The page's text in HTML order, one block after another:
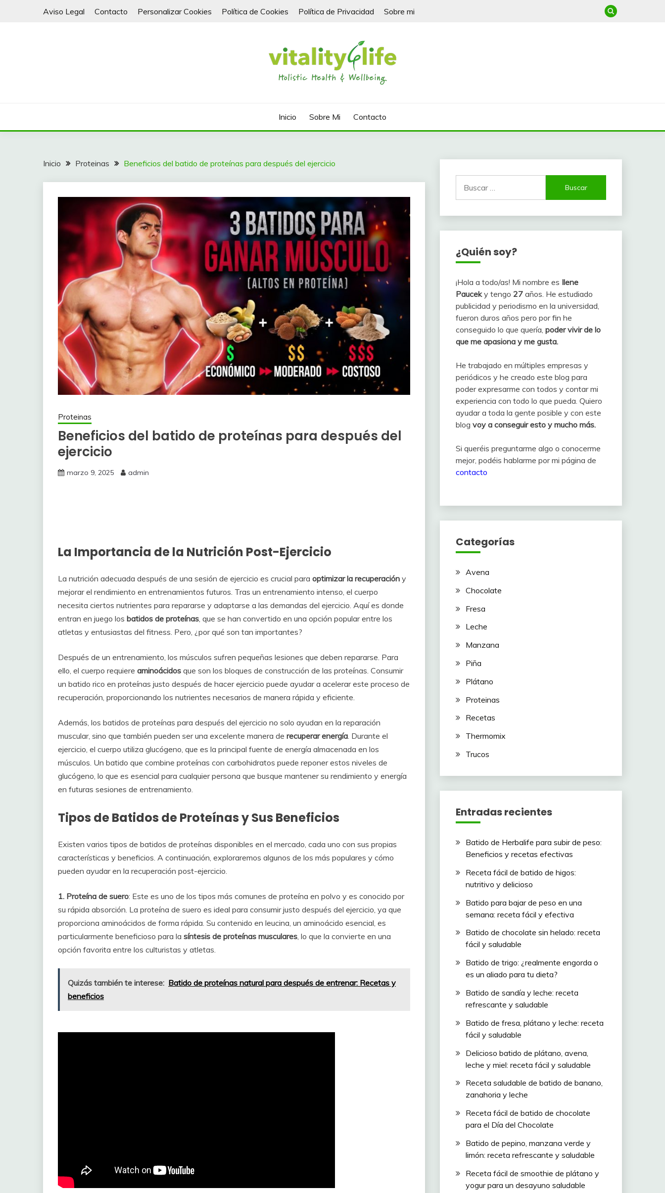
Aviso Legal Contacto Personalizar Cookies Política de Cookies Política de Privacidad Sobre mi
Inicio Sobre Mi Contacto
Inicio Proteinas Beneficios del batido de proteínas para después del ejercicio
Proteinas
Beneficios del batido de proteínas para después del
ejercicio
marzo 9, 2025 admin
La Importancia de la Nutrición Post-Ejercicio
La nutrición adecuada después de una sesión de ejercicio es crucial para optimizar la recuperación y
mejorar el rendimiento en entrenamientos futuros. Tras un entrenamiento intenso, el cuerpo
necesita ciertos nutrientes para repararse y adaptarse a las demandas del ejercicio. Aquí es donde
entran en juego los batidos de proteínas, que se han convertido en una opción popular entre los
atletas y entusiastas del fitness. Pero, ¿por qué son tan importantes?
Después de un entrenamiento, los músculos sufren pequeñas lesiones que deben repararse. Para
ello, el cuerpo requiere aminoácidos que son los bloques de construcción de las proteínas. Consumir
un batido rico en proteínas justo después de hacer ejercicio puede ayudar a acelerar este proceso de
recuperación, proporcionando los nutrientes necesarios de manera rápida y eficiente.
Además, los batidos de proteínas para después del ejercicio no solo ayudan en la reparación
muscular, sino que también pueden ser una excelente manera de recuperar energía. Durante el
ejercicio, el cuerpo utiliza glucógeno, que es la principal fuente de energía almacenada en los
músculos. Un batido que combine proteínas con carbohidratos puede reponer estos niveles de
glucógeno, lo que es esencial para cualquier persona que busque mantener su rendimiento y energía
en futuras sesiones de entrenamiento.
Tipos de Batidos de Proteínas y Sus Beneficios
Existen varios tipos de batidos de proteínas disponibles en el mercado, cada uno con sus propias
características y beneficios. A continuación, exploraremos algunos de los más populares y cómo
pueden ayudar en la recuperación post-ejercicio.
1. Proteína de suero: Este es uno de los tipos más comunes de proteína en polvo y es conocido por
su rápida absorción. La proteína de suero es ideal para consumir justo después del ejercicio, ya que
proporciona aminoácidos de forma rápida. Su contenido en leucina, un aminoácido esencial, es
particularmente beneficioso para la síntesis de proteínas musculares, lo que la convierte en una
opción favorita entre los culturistas y atletas.
Quizás también te interese: Batido de proteínas natural para después de entrenar: Recetas y
beneficios
¿Quién soy?
¡Hola a todo/as! Mi nombre es Ilene
Pauceky tengo 27años. He estudiado
publicidad y periodismo en la universidad,
fueron duros años pero por fin he
conseguido lo que quería, poder vivir de lo
que me apasiona y me gusta.
He trabajado en múltiples empresas y
periódicos y he creado este blog para
poder expresarme con todos y contar mi
experiencia con todo lo que pueda. Quiero
ayudar a toda la gente posible y con este
blog voy a conseguir esto y mucho más.
Si queréis preguntarme algo o conocerme
mejor, podéis hablarme por mi página de
contacto
Categorías
Avena
Chocolate
Fresa
Leche
Manzana
Piña
Plátano
Proteinas
Recetas
Thermomix
Trucos
Entradas recientes
Batido de Herbalife para subir de peso:
Beneficios y recetas efectivas
Receta fácil de batido de higos:
nutritivo y delicioso
Batido para bajar de peso en una
semana: receta fácil y efectiva
Batido de chocolate sin helado: receta
fácil y saludable
Batido de trigo: ¿realmente engorda o
es un aliado para tu dieta?
Batido de sandía y leche: receta
refrescante y saludable
Batido de fresa, plátano y leche: receta
fácil y saludable
Delicioso batido de plátano, avena,
leche y miel: receta fácil y saludable
Receta saludable de batido de banano,
zanahoria y leche
Receta fácil de batido de chocolate
para el Día del Chocolate
Batido de pepino, manzana verde y
limón: receta refrescante y saludable
Receta fácil de smoothie de plátano y
yogur para un desayuno saludable